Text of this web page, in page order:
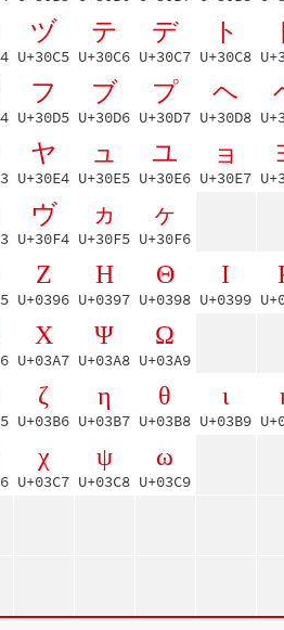
ヅ
U+30C5
テ
U+30C6
デ
U+30C7
ト
U+30C8
フ
U+30D5
ブ
U+30D6
プ
U+30D7
ヘ
U+30D8
ヤ
U+30E4
ュ
U+30E5
ユ
U+30E6
ョ
U+30E7
ヴ
U+30F4
ヵ
U+30F5
ヶ
U+30F6
Ζ
U+0396
Η
U+0397
Θ
U+0398
Ι
U+0399
Χ
U+03A7
Ψ
U+03A8
Ω
U+03A9
ζ
U+03B6
η
U+03B7
θ
U+03B8
ι
U+03B9
χ
U+03C7
ψ
U+03C8
ω
U+03C9